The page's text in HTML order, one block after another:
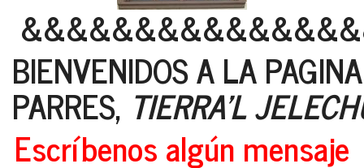
BIENVENIDOS A LA
PARRES, TIERRA'L
Escríbenos algún mensaje